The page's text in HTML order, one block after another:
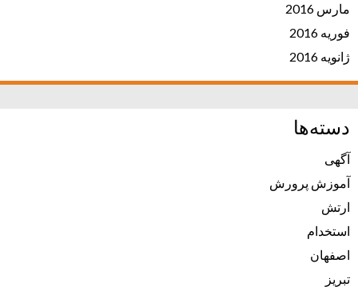
مارس 2016
فوریه 2016
ژانویه 2016
دسته‌ها
آگهی
آموزش پرورش
ارتش
استخدام
اصفهان
تبریز